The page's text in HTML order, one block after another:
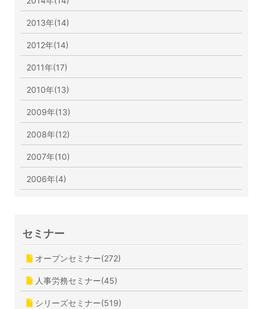
2013年(14)
2012年(14)
2011年(17)
2010年(13)
2009年(13)
2008年(12)
2007年(10)
2006年(4)
セミナー
オープンセミナー(272)
人事労務セミナー(45)
シリーズセミナー(519)